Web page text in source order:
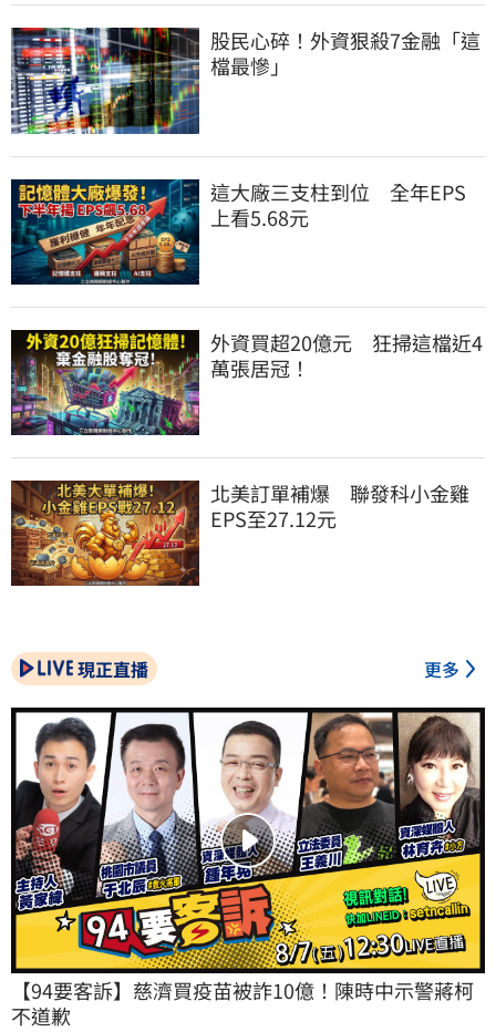
股民心碎！外資狠殺7金融「這
檔最慘」
這大廠三支柱到位　全年EPS
上看5.68元
外資買超20億元　狂掃這檔近4
萬張居冠！
北美訂單補爆　聯發科小金雞
EPS至27.12元
現正直播 更多
【94要客訴】慈濟買疫苗被詐10億！陳時中示警蔣柯
不道歉